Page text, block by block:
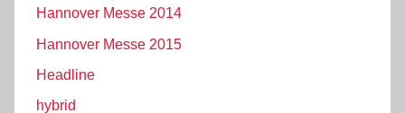
Hannover Messe 2014
Hannover Messe 2015
Headline
hybrid